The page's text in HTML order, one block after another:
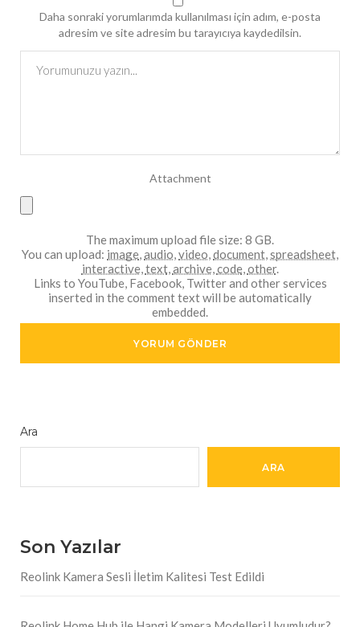
Daha sonraki yorumlarımda kullanılması için adım, e-posta
adresim ve site adresim bu tarayıcıya kaydedilsin.
Attachment
The maximum upload file size: 8 GB.
You can upload: image,audio,video,document,spreadsheet,
interactive,text,archive,code,other.
Links to YouTube, Facebook, Twitter and other services
inserted in the comment text will be automatically
embedded.
Ara
ARA
Son Yazılar
Reolink Kamera Sesli İletim Kalitesi Test Edildi